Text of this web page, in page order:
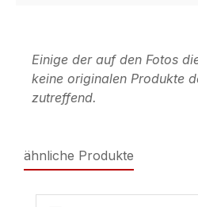
Einige der auf den Fotos
keine originalen Produkte
zutreffend.
ähnliche Produkte